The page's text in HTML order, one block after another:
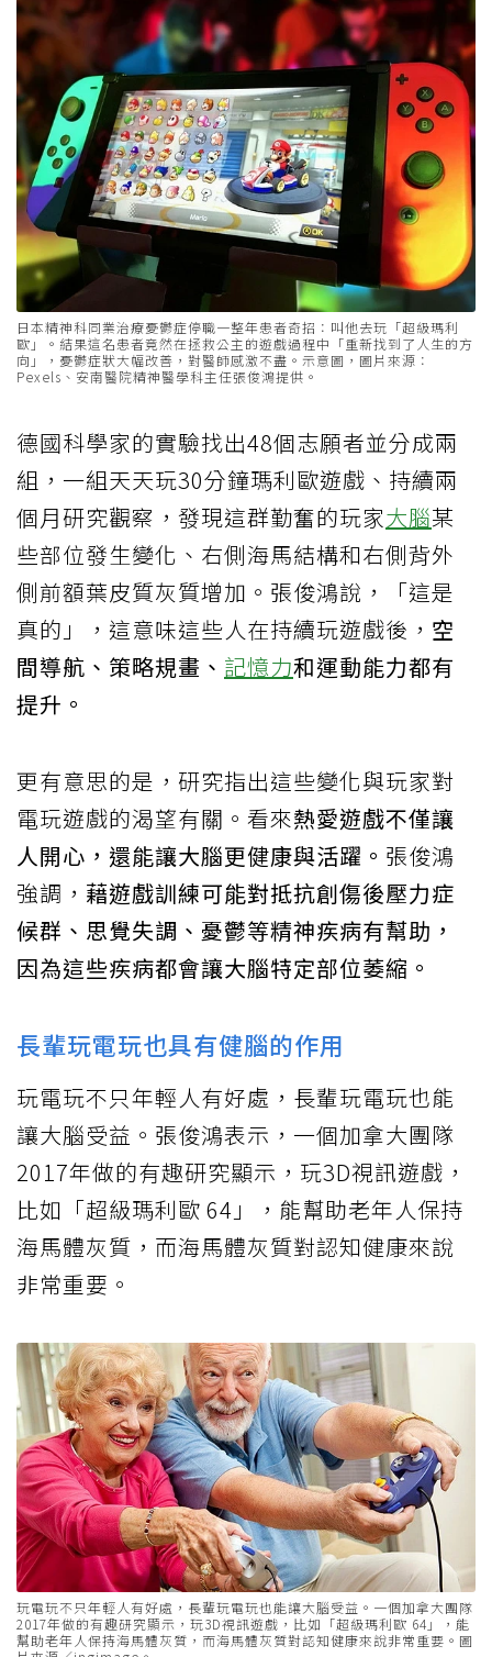
日本精神科同業治療憂鬱症停職一整年患者奇招：叫他去玩「超級瑪利
歐」。結果這名患者竟然在拯救公主的遊戲過程中「重新找到了人生的方
向」，憂鬱症狀大幅改善，對醫師感激不盡。示意圖，圖片來源：
Pexels、安南醫院精神醫學科主任張俊鴻提供。
德國科學家的實驗找出48個志願者並分成兩
組，一組天天玩30分鐘瑪利歐遊戲、持續兩
個月研究觀察，發現這群勤奮的玩家大腦某
些部位發生變化、右側海馬結構和右側背外
側前額葉皮質灰質增加。張俊鴻說，「這是
真的」，這意味這些人在持續玩遊戲後， 空
間導航、策略規畫、 記憶力和運動能力都有
提升。
更有意思的是，研究指出這些變化與玩家對
電玩遊戲的渴望有關。看來熱愛遊戲不僅讓
人開心，還能讓大腦更健康與活躍。 張俊鴻
強調， 藉遊戲訓練可能對抵抗創傷後壓力症
候群、思覺失調、憂鬱等精神疾病有幫助，
因為這些疾病都會讓大腦特定部位萎縮。
長輩玩電玩也具有健腦的作用
玩電玩不只年輕人有好處，長輩玩電玩也能
讓大腦受益。張俊鴻表示，一個加拿大團隊
2017年做的有趣研究顯示，玩3D視訊遊戲，
比如「超級瑪利歐 64」，能幫助老年人保持
海馬體灰質，而海馬體灰質對認知健康來說
非常重要。
玩電玩不只年輕人有好處，長輩玩電玩也能讓大腦受益。一個加拿大團隊
2017年做的有趣研究顯示，玩3D視訊遊戲，比如「超級瑪利歐 64」，能
幫助老年人保持海馬體灰質，而海馬體灰質對認知健康來說非常重要。圖